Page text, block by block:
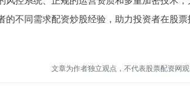
不同需求配资炒股经验，助力投资者在股票
文章为作者独立观点，不代表股票配资网